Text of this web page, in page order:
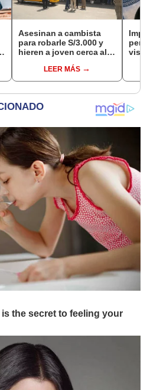
Asesinan a cambista
para robarle S/3.000 y
hieren a joven cerca al
CercadoLEER MÁS